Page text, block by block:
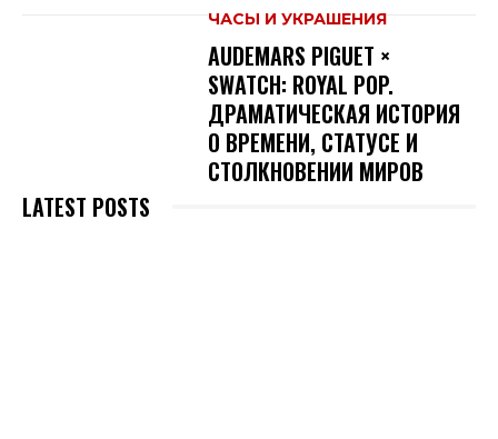
ЧАСЫ И УКРАШЕНИЯ
AUDEMARS PIGUET ×
SWATCH: ROYAL POP.
ДРАМАТИЧЕСКАЯ ИСТОРИЯ
О ВРЕМЕНИ, СТАТУСЕ И
СТОЛКНОВЕНИИ МИРОВ
LATEST POSTS